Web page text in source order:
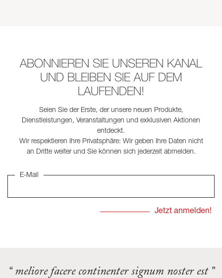
ABONNIEREN SIE UNSEREN KANAL
UND BLEIBEN SIE AUF DEM
LAUFENDEN!
Seien Sie der Erste, der unsere neuen Produkte,
Dienstleistungen, Veranstaltungen und exklusiven Aktionen
entdeckt.
Wir respektieren Ihre Privatsphäre: Wir geben Ihre Daten nicht
an Dritte weiter und Sie können sich jederzeit abmelden.
E-Mail
“ meliore facere continenter signum noster est ”